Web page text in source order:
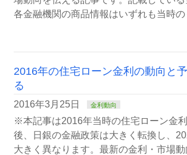
各金融機関の商品情報はいずれも当時
2016年の住宅ローン金利の動向と
る
2016年3月25日 金利動向
※本記事は2016年当時の住宅ローン金
後、日銀の金融政策は大きく転換し、
大きく異なります。最新の金利・市場